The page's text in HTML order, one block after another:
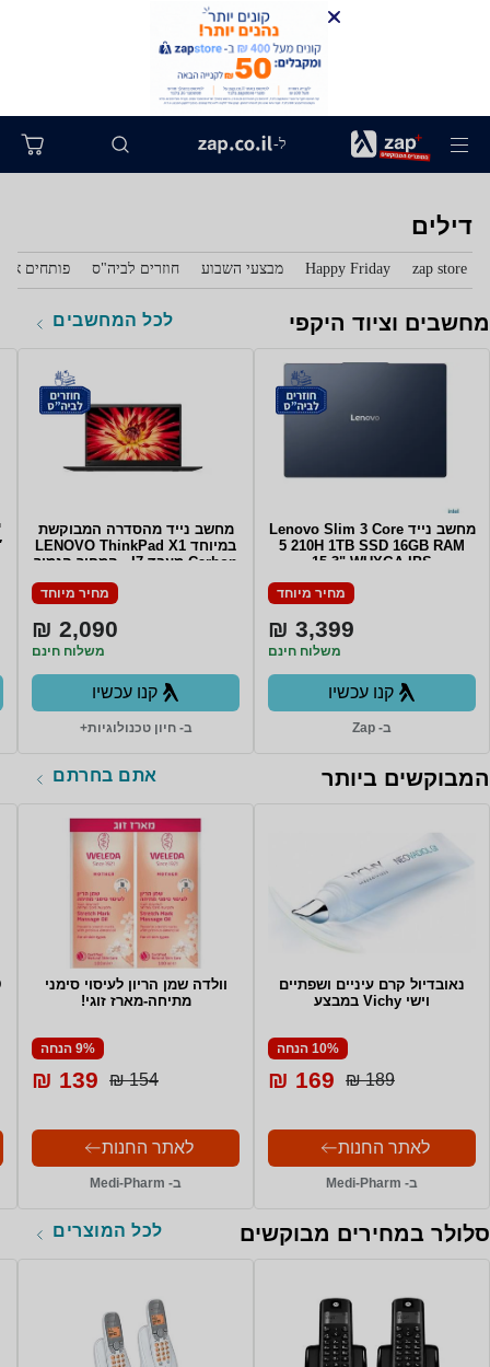
ל-
דילים
zap store
Happy Friday מבצעי השבוע חוזרים לביה"ס פותחים את
מחשבים וציוד היקפי לכל המחשבים
מחשב נייד Lenovo Slim 3 Core
5 210H 1TB SSD 16GB RAM
15.3" WUXGA IPS
TOUCHSCREEN Win11 Backlit
Keyboard COSMIC BLUE 3Y
מחיר מיוחד
3,399 ₪
משלוח חינם
קנו עכשיו
ב- Zap
מחשב נייד מהסדרה המבוקשת
במיוחד LENOVO ThinkPad X1
Carbon מעבד I7 - המחיר הנמוך
בשוק Lenovo Carbon X1 6th
Gen i7-8550U/16GB ddr4 (no
touch/WIN11Pro
מחיר מיוחד
2,090 ₪
משלוח חינם
קנו עכשיו
ב- חיון טכנולוגיות+
המבוקשים ביותר אתם בחרתם
נאובדיול קרם עיניים ושפתיים
וישי Vichy במבצע
10% הנחה
189 ₪
169 ₪
לאתר החנות
ב- Medi-Pharm
וולדה שמן הריון לעיסוי סימני
מתיחה-מארז זוגי!
9% הנחה
154 ₪
139 ₪
לאתר החנות
ב- Medi-Pharm
סלולר במחירים מבוקשים לכל המוצרים